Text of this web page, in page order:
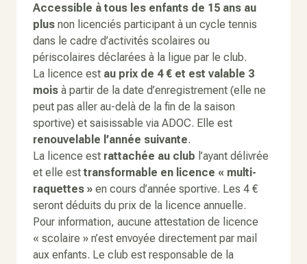
Accessible à tous les enfants de 15 ans au
plus non licenciés participant à un cycle tennis
dans le cadre d’activités scolaires ou
périscolaires déclarées à la ligue par le club.
La licence est au prix de 4 € et est valable 3
mois à partir de la date d’enregistrement (elle ne
peut pas aller au-delà de la fin de la saison
sportive) et saisissable via ADOC. Elle est
renouvelable l’année suivante.
La licence est rattachée au club l’ayant délivrée
et elle esttransformable en licence « multi-
raquettes » en cours d’année sportive. Les 4 €
seront déduits du prix de la licence annuelle.
Pour information, aucune attestation de licence
« scolaire » n’est envoyée directement par mail
aux enfants. Le club est responsable de la